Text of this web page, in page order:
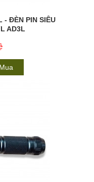
- ĐÈN PIN SIÊU
AD3L
Mua